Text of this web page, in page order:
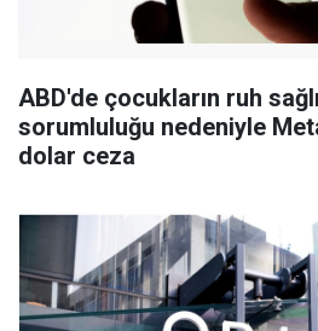
ABD'de çocukların ruh
sorumluluğu nedeniyle
dolar ceza